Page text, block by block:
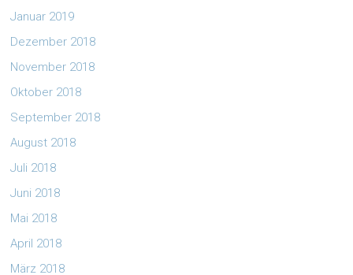
Januar 2019
Dezember 2018
November 2018
Oktober 2018
September 2018
August 2018
Juli 2018
Juni 2018
Mai 2018
April 2018
März 2018